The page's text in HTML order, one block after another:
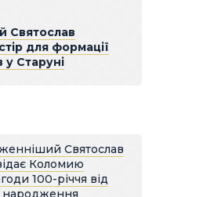
Святослав
для формації
у Старуні
Святослав
Коломию
100-річчя від
народження